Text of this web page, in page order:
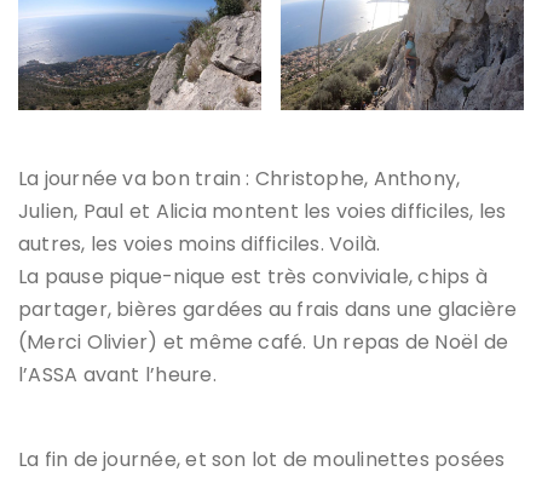
La journée va bon train : Christophe, Anthony,
Julien, Paul et Alicia montent les voies difficiles, les
autres, les voies moins difficiles. Voilà.
La pause pique-nique est très conviviale, chips à
partager, bières gardées au frais dans une glacière
(Merci Olivier) et même café. Un repas de Noël de
l’ASSA avant l’heure.
La fin de journée, et son lot de moulinettes posées